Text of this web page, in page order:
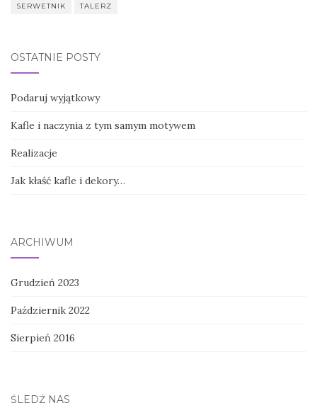
SERWETNIK TALERZ
OSTATNIE POSTY
Podaruj wyjątkowy
Kafle i naczynia z tym samym motywem
Realizacje
Jak kłaść kafle i dekory…
ARCHIWUM
Grudzień 2023
Październik 2022
Sierpień 2016
ŚLEDŹ NAS